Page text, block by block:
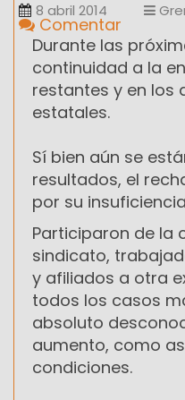
8 abril 2014
Comentar
Durante las
continuidad a la
restantes y en los
estatales.
Sí bien aún se
resultados, el
por su
Participaron de la
sindicato,
y afiliados a otra
todos los casos
absoluto
aumento, como
condiciones.